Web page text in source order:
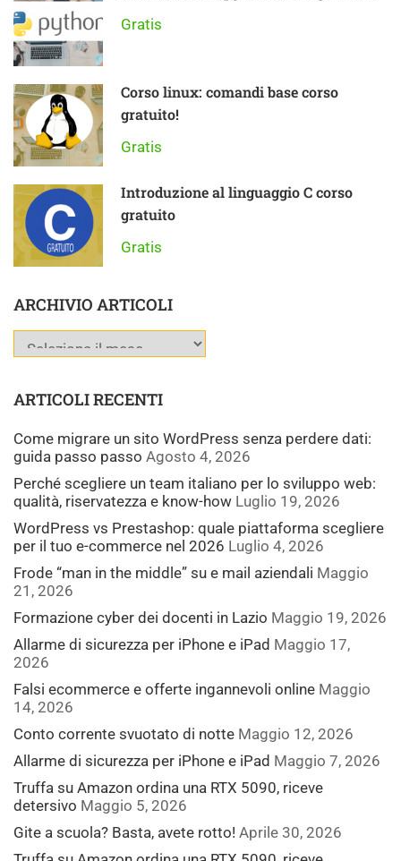
Gratis
Corso linux: comandi base corso
gratuito!
Gratis
Introduzione al linguaggio C corso
gratuito
Gratis
ARCHIVIO ARTICOLI
ARTICOLI RECENTI
Come migrare un sito WordPress senza perdere dati:
guida passo passo Agosto 4, 2026
Perché scegliere un team italiano per lo sviluppo web:
qualità, riservatezza e know-how Luglio 19, 2026
WordPress vs Prestashop: quale piattaforma scegliere
per il tuo e-commerce nel 2026 Luglio 4, 2026
Frode “man in the middle” su e mail aziendali Maggio
21, 2026
Formazione cyber dei docenti in Lazio Maggio 19, 2026
Allarme di sicurezza per iPhone e iPad Maggio 17,
2026
Falsi ecommerce e offerte ingannevoli online Maggio
14, 2026
Conto corrente svuotato di notte Maggio 12, 2026
Allarme di sicurezza per iPhone e iPad Maggio 7, 2026
Truffa su Amazon ordina una RTX 5090, riceve
detersivo Maggio 5, 2026
Gite a scuola? Basta, avete rotto! Aprile 30, 2026